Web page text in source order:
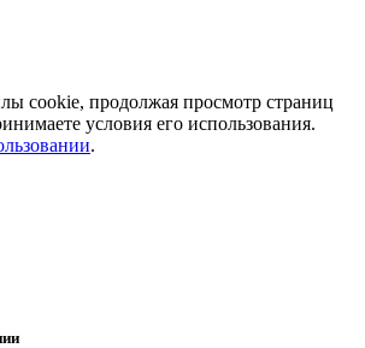
cookie, продолжая просмотр страниц
условия его использования.
.